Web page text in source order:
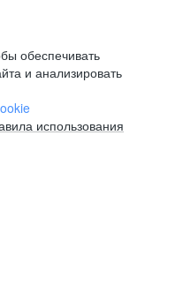
обеспечивать
и анализировать
использования